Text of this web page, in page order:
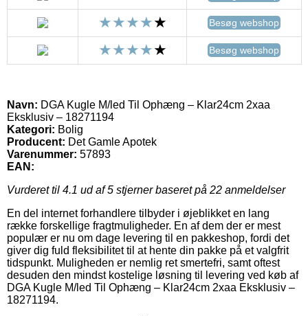
Besøg webshop
Besøg webshop
Navn: DGA Kugle M/led Til Ophæng – Klar24cm 2xaa
Eksklusiv – 18271194
Kategori: Bolig
Producent: Det Gamle Apotek
Varenummer: 57893
EAN:
Vurderet til 4.1 ud af 5 stjerner baseret på 22 anmeldelser
En del internet forhandlere tilbyder i øjeblikket en lang
række forskellige fragtmuligheder. En af dem der er mest
populær er nu om dage levering til en pakkeshop, fordi det
giver dig fuld fleksibilitet til at hente din pakke på et valgfrit
tidspunkt. Muligheden er nemlig ret smertefri, samt oftest
desuden den mindst kostelige løsning til levering ved køb af
DGA Kugle M/led Til Ophæng – Klar24cm 2xaa Eksklusiv –
18271194.